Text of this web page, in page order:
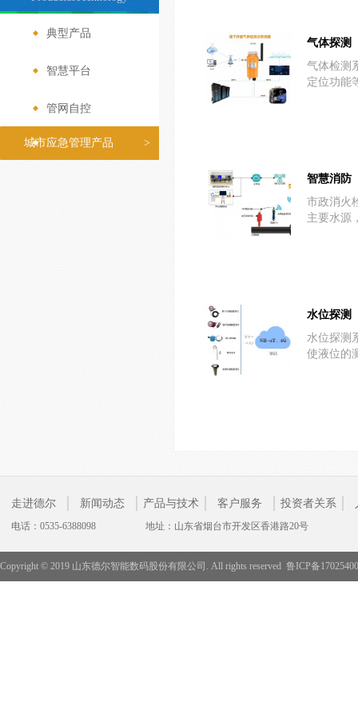
典型产品
智慧平台
管网自控
城市应急管理产品 >
气体探测
气体检测
定位功能
智慧消防
市政消火
主要水源
水位探测
水位探测
使液位的
走进德尔 新闻动态 产品与技术 客户服务 投资者关系
电话：0535-6388098 地址：山东省烟台市开发区香港路20号
Copyright © 2019 山东德尔智能数码股份有限公司. All rights reserved 鲁ICP备